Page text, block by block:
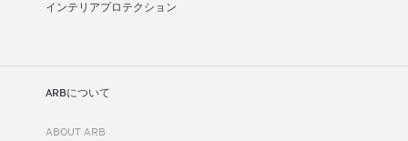
インテリアプロテクション
ARBについて
ABOUT ARB